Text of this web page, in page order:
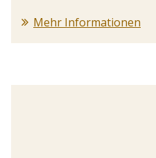
Mehr Informationen